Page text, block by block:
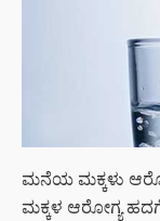
ಮನೆಯ ಮಕ್ಕಳು
ಮಕ್ಕಳ ಆರೋಗ್ಯ